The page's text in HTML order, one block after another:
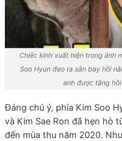
Chiếc kính xuất hiện trong ảnh
Soo Hyun đeo ra sân bay hồi
anh được tặng
Đáng chú ý, phía Kim Soo
và Kim Sae Ron đã hẹn hò
đến mùa thu năm 2020.